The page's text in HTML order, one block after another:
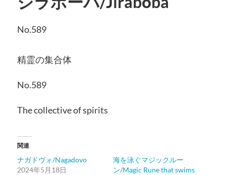
No.589
精霊の集合体
No.589
The collective of spirits
関連
ナガドヴォ/Nagadovo
2024年5月18日
海を泳ぐマジックルー
ン/Magic Rune that swims